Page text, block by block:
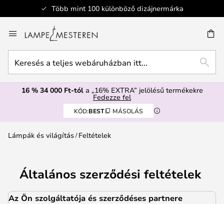
Biztonságos fizetés
a
tartalomhoz
teljes
webáruházban
16 % 34 000 Ft-tóla „16% EXTRA” jelölésű termékekre
Fedezze fel
KÓD:BEST MÁSOLÁS
Lámpák és világítás Feltételek
Általános szerződési feltételek
Az Ön szolgáltatója és szerződéses partnere